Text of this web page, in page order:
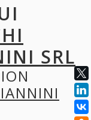
SRL